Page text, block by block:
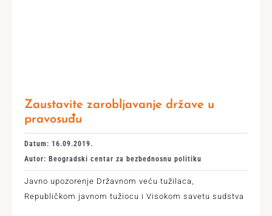
Zaustavite zarobljavanje države u
pravosuđu
Datum: 16.09.2019.
Autor: Beogradski centar za bezbednosnu politiku
Javno upozorenje Državnom veću tužilaca,
Republičkom javnom tužiocu i Visokom savetu sudstva